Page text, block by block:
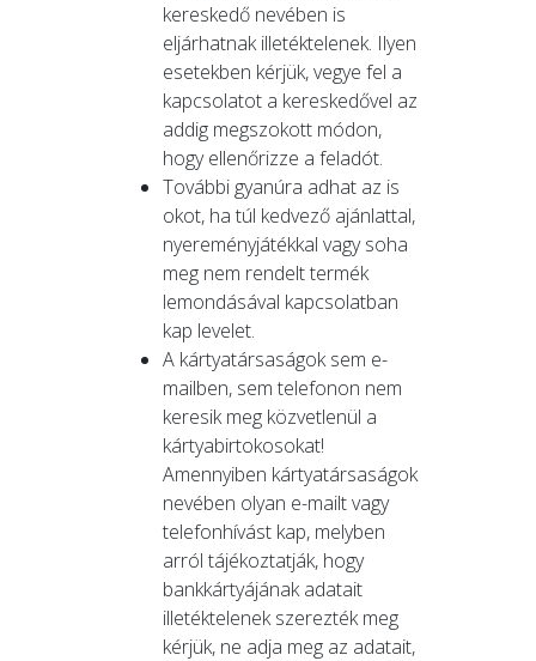
kereskedő nevében is
eljárhatnak illetéktelenek. Ilyen
esetekben kérjük, vegye fel a
kapcsolatot a kereskedővel az
addig megszokott módon,
hogy ellenőrizze a feladót.
További gyanúra adhat az is
okot, ha túl kedvező ajánlattal,
nyereményjátékkal vagy soha
meg nem rendelt termék
lemondásával kapcsolatban
kap levelet.
A kártyatársaságok sem e-
mailben, sem telefonon nem
keresik meg közvetlenül a
kártyabirtokosokat!
Amennyiben kártyatársaságok
nevében olyan e-mailt vagy
telefonhívást kap, melyben
arról tájékoztatják, hogy
bankkártyájának adatait
illetéktelenek szerezték meg
kérjük, ne adja meg az adatait,